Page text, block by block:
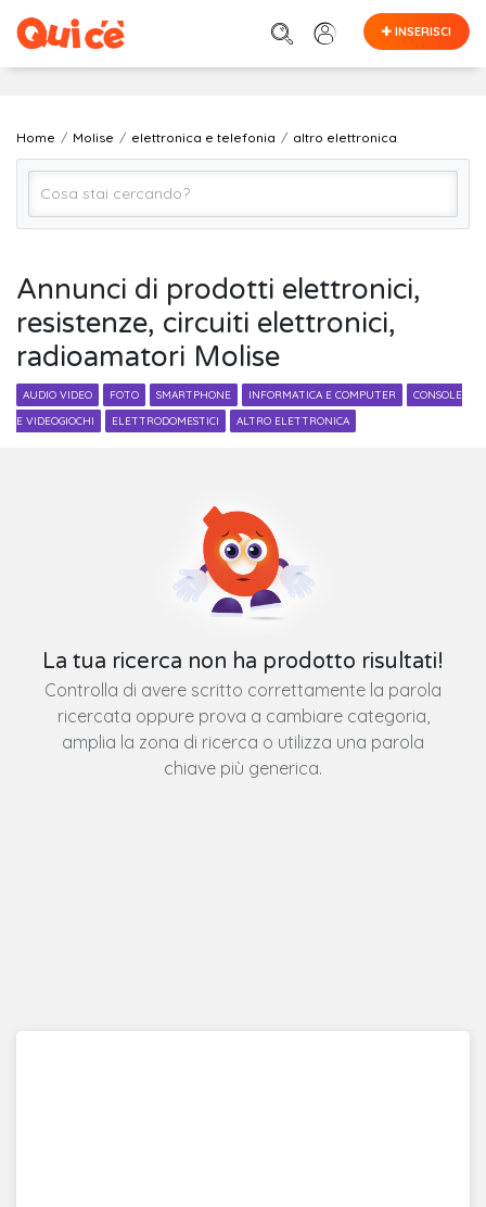
INSERISCI
Home Molise elettronica e telefonia altro elettronica
MOLISE (regione)
Cerca
Annunci di prodotti elettronici,
resistenze, circuiti elettronici,
radioamatori Molise
AUDIO VIDEO FOTO SMARTPHONE INFORMATICA E COMPUTER
CONSOLE
E VIDEOGIOCHI
ELETTRODOMESTICI ALTRO ELETTRONICA
La tua ricerca non ha prodotto risultati!
Controlla di avere scritto correttamente la parola
ricercata oppure prova a cambiare categoria,
amplia la zona di ricerca o utilizza una parola
chiave più generica.